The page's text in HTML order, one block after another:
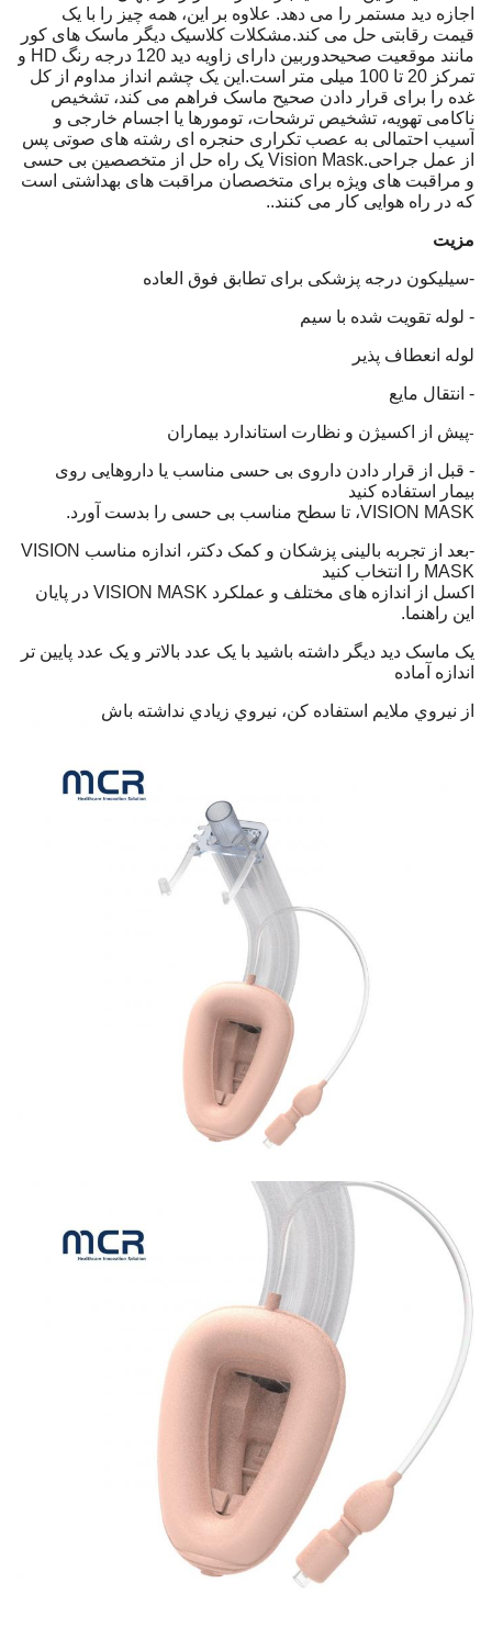
اجازه دید مستمر را می دهد. علاوه بر این، همه چیز را با یک
قیمت رقابتی حل می کند.مشکلات کلاسیک دیگر ماسک های کور
مانند موقعیت صحیحدوربین دارای زاویه دید 120 درجه رنگ HD و
تمرکز 20 تا 100 میلی متر است.این یک چشم انداز مداوم از کل
غده را برای قرار دادن صحیح ماسک فراهم می کند، تشخیص
ناکامی تهویه، تشخیص ترشحات، تومورها یا اجسام خارجی و
آسیب احتمالی به عصب تکراری حنجره ای رشته های صوتی پس
از عمل جراحی.Vision Mask یک راه حل از متخصصین بی حسی
و مراقبت های ویژه برای متخصصان مراقبت های بهداشتی است
که در راه هوایی کار می کنند..
مزیت
-سیلیکون درجه پزشکی برای تطابق فوق العاده
- لوله تقویت شده با سیم
لوله انعطاف پذیر
- انتقال مایع
پیش از اکسیژن و نظارت استاندارد بیماران
- قبل از قرار دادن داروی بی حسی مناسب یا داروهایی روی
بیمار استفاده کنید
VISION MASK، تا سطح مناسب بی حسی را بدست آورد.
-بعد از تجربه بالینی پزشکان و کمک دکتر، اندازه مناسب VISION
MASK را انتخاب کنید
اکسل از اندازه های مختلف و عملکرد VISION MASK در پایان
این راهنما.
یک ماسک دید دیگر داشته باشید با یک عدد بالاتر و یک عدد پایین تر
اندازه آماده
از نيروي ملایم استفاده کن، نيروي زيادي نداشته باش